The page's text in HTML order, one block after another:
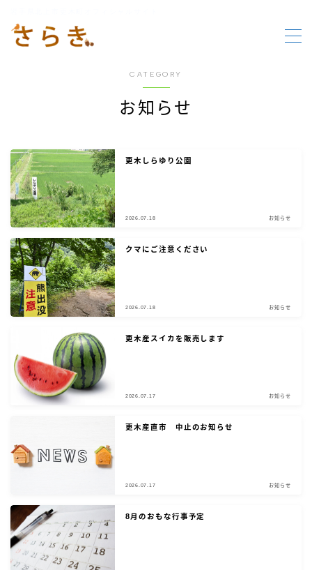
MENU
行事報告
行事案内
お知らせ
CATEGORY
お知らせ
更木しらゆり公園
2026.07.18 お知らせ
クマにご注意ください
2026.07.18 お知らせ
更木産スイカを販売します
2026.07.17 お知らせ
更木産直市 中止のお知らせ
2026.07.17 お知らせ
8月のおもな行事予定